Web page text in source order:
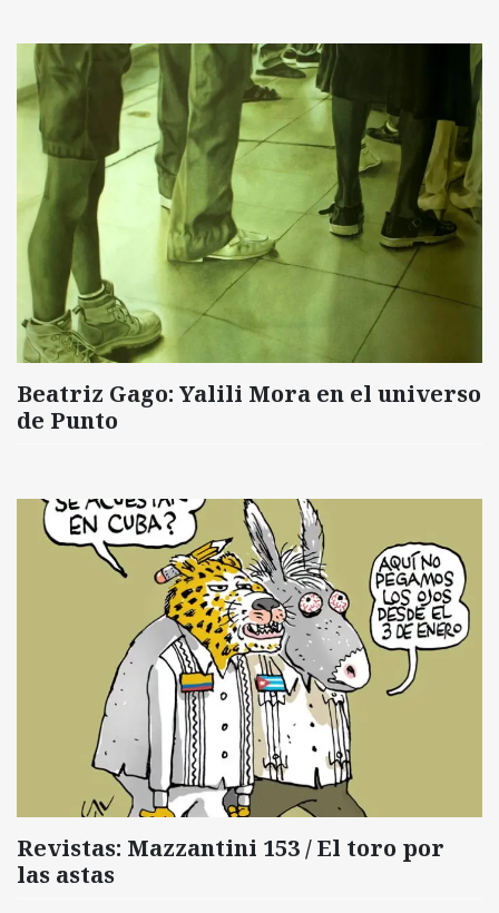
Beatriz Gago: Yalili Mora en el universo
de Punto
Revistas: Mazzantini 153 / El toro por
las astas